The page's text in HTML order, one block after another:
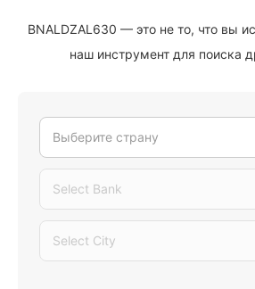
BNALDZAL630 — это не то, что вы
наш инструмент для поиска
Выберите страну
Select Bank
Select City